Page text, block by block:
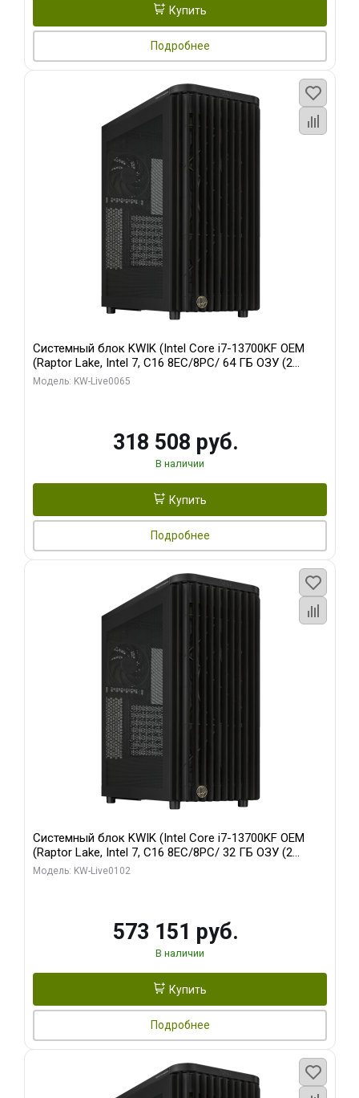
Купить
Подробнее
Системный блок KWIK (Intel Core i7-13700KF OEM
(Raptor Lake, Intel 7, C16 8EC/8PC/ 64 ГБ ОЗУ (2
модуля)/ ASUS RTX5080 PROART OC 16GB GDDR7
Модель: KW-Live0065
318 508 руб.
В наличии
Купить
Подробнее
Системный блок KWIK (Intel Core i7-13700KF OEM
(Raptor Lake, Intel 7, C16 8EC/8PC/ 32 ГБ ОЗУ (2
модуля)/ Afox RTX4090 24GB GDDR6X 384-Bit 3xDP
Модель: KW-Live0102
573 151 руб.
В наличии
Купить
Подробнее